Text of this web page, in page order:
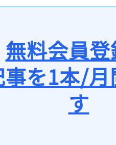
無料会員
を1本/
す